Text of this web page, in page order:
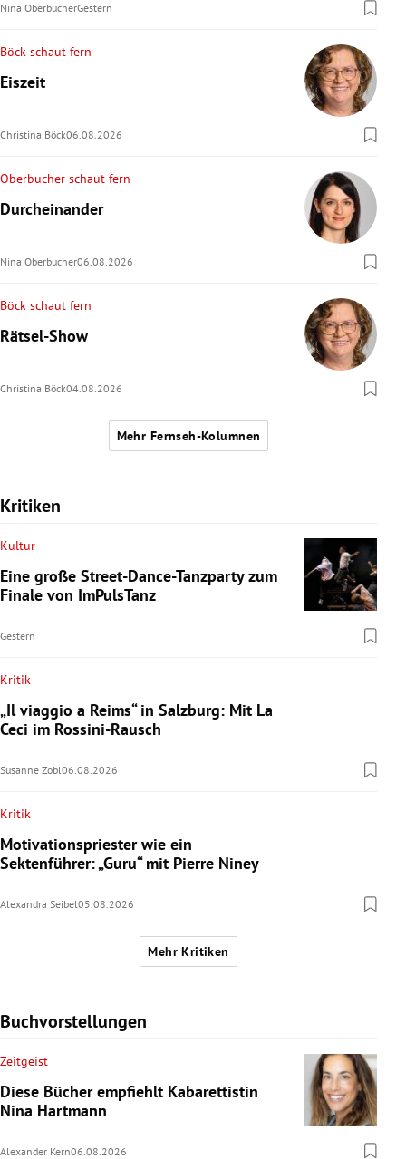
Nina OberbucherGestern
Böck schaut fern
Eiszeit
Christina Böck06.08.2026
Oberbucher schaut fern
Durcheinander
Nina Oberbucher06.08.2026
Böck schaut fern
Rätsel-Show
Christina Böck04.08.2026
Mehr Fernseh-Kolumnen
Kritiken
Kultur
Eine große Street-Dance-Tanzparty zum
Finale von ImPulsTanz
Gestern
Kritik
„Il viaggio a Reims“ in Salzburg: Mit La
Ceci im Rossini-Rausch
Susanne Zobl06.08.2026
Kritik
Motivationspriester wie ein
Sektenführer: „Guru“ mit Pierre Niney
Alexandra Seibel05.08.2026
Mehr Kritiken
Buchvorstellungen
Zeitgeist
Diese Bücher empfiehlt Kabarettistin
Nina Hartmann
Alexander Kern06.08.2026